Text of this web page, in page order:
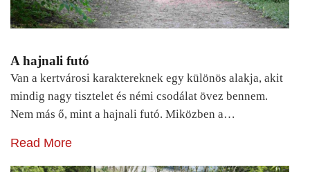
A hajnali futó
Van a kertvárosi karaktereknek egy különös alakja, akit
mindig nagy tisztelet és némi csodálat övez bennem.
Nem más ő, mint a hajnali futó. Miközben a…
Read More